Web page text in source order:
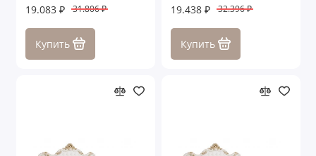
19.083 ₽ 31.806 ₽
Купить
19.438 ₽ 32.396 ₽
Купить